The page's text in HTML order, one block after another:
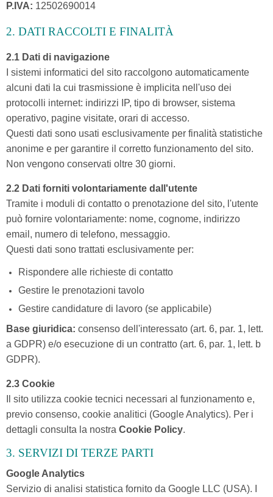
P.IVA: 12502690014
2. DATI RACCOLTI E FINALITÀ
2.1 Dati di navigazione
I sistemi informatici del sito raccolgono automaticamente
alcuni dati la cui trasmissione è implicita nell'uso dei
protocolli internet: indirizzi IP, tipo di browser, sistema
operativo, pagine visitate, orari di accesso.
Questi dati sono usati esclusivamente per finalità statistiche
anonime e per garantire il corretto funzionamento del sito.
Non vengono conservati oltre 30 giorni.
2.2 Dati forniti volontariamente dall'utente
Tramite i moduli di contatto o prenotazione del sito, l'utente
può fornire volontariamente: nome, cognome, indirizzo
email, numero di telefono, messaggio.
Questi dati sono trattati esclusivamente per:
Rispondere alle richieste di contatto
Gestire le prenotazioni tavolo
Gestire candidature di lavoro (se applicabile)
Base giuridica: consenso dell'interessato (art. 6, par. 1, lett.
a GDPR) e/o esecuzione di un contratto (art. 6, par. 1, lett. b
GDPR).
2.3 Cookie
Il sito utilizza cookie tecnici necessari al funzionamento e,
previo consenso, cookie analitici (Google Analytics). Per i
dettagli consulta la nostra Cookie Policy.
3. SERVIZI DI TERZE PARTI
Google Analytics
Servizio di analisi statistica fornito da Google LLC (USA). I